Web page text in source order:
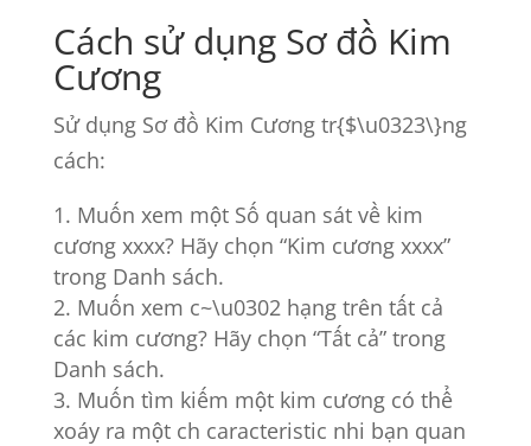
Cách sử dụng Sơ đồ Kim
Cương
Sử dụng Sơ đồ Kim Cương tr{$\u0323\}ng
cách:
Muốn xem một Số quan sát về kim
cương xxxx? Hãy chọn “Kim cương xxxx”
trong Danh sách.
Muốn xem c~\u0302 hạng trên tất cả
các kim cương? Hãy chọn “Tất cả” trong
Danh sách.
Muốn tìm kiếm một kim cương có thể
xoáy ra một ch caracteristic nhi bạn quan